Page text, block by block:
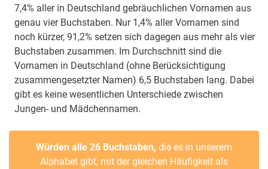
7,4% aller in Deutschland gebräuchlichen Vornamen aus
genau vier Buchstaben. Nur 1,4% aller Vornamen sind
noch kürzer, 91,2% setzen sich dagegen aus mehr als vier
Buchstaben zusammen. Im Durchschnitt sind die
Vornamen in Deutschland (ohne Berücksichtigung
zusammengesetzter Namen) 6,5 Buchstaben lang. Dabei
gibt es keine wesentlichen Unterschiede zwischen
Jungen- und Mädchennamen.
Würden alle 26 Buchstaben, die es in unserem
Alphabet gibt, mit der gleichen Häufigkeit als